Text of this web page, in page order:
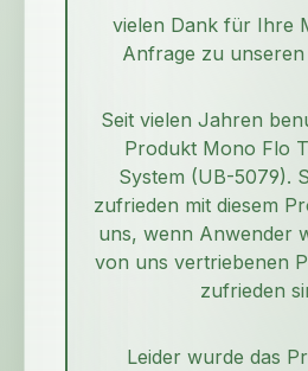
vielen Dank für Ihre
Anfrage zu
Seit vielen Jahren
Produkt Mono Flo
System (UB-5079).
zufrieden mit diesem
uns, wenn Anwender
von uns vertriebenen
zufrieden
Leider wurde das